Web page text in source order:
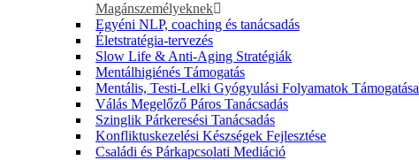
Magánszemélyeknek
Egyéni NLP, coaching és tanácsadás
Életstratégia-tervezés
Slow Life & Anti-Aging Stratégiák
Mentálhigiénés Támogatás
Mentális, Testi-Lelki Gyógyulási Folyamatok Támogatása
Válás Megelőző Páros Tanácsadás
Szinglik Párkeresési Tanácsadás
Konfliktuskezelési Készségek Fejlesztése
Családi és Párkapcsolati Mediáció